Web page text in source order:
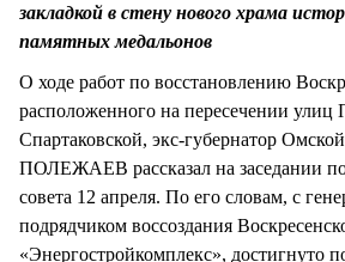
закладкой в стену нового храма
памятных медальонов
О ходе работ по восстановлению
расположенного на пересечении улиц
Спартаковской, экс-губернатор
ПОЛЕЖАЕВ рассказал на заседании
совета 12 апреля. По его словам, с
подрядчиком воссоздания
«Энергостройкомплекс», достигнуто